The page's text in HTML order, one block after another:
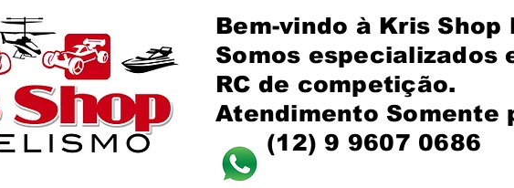
Bem-vindo à Kris Shop
Somos especializados
RC de competição.
Atendimento Somente
(12) 9 9607 0686